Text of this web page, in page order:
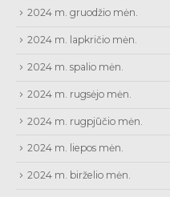
2024 m. gruodžio mėn.
2024 m. lapkričio mėn.
2024 m. spalio mėn.
2024 m. rugsėjo mėn.
2024 m. rugpjūčio mėn.
2024 m. liepos mėn.
2024 m. birželio mėn.